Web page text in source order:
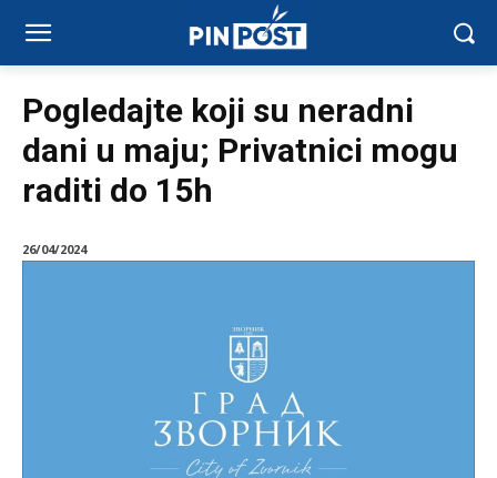
Pogledajte koji su neradni
dani u maju; Privatnici mogu
raditi do 15h
26/04/2024